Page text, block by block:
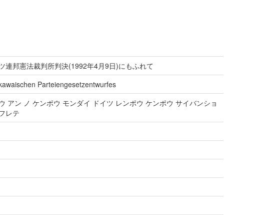
連邦憲法裁判所判決(1992年4月9日)にもふれて
Parteiengesetzentwurfes
アン ノ ケンポウ モンダイ ドイツ レンポウ ケンポウ サイバンショ
レテ